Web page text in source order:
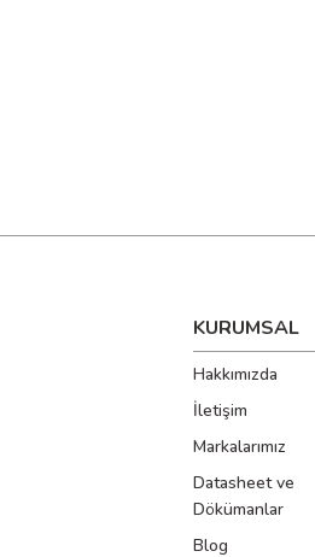
KURUMSAL
Hakkımızda
İletişim
Markalarımız
Datasheet ve
Dökümanlar
Blog